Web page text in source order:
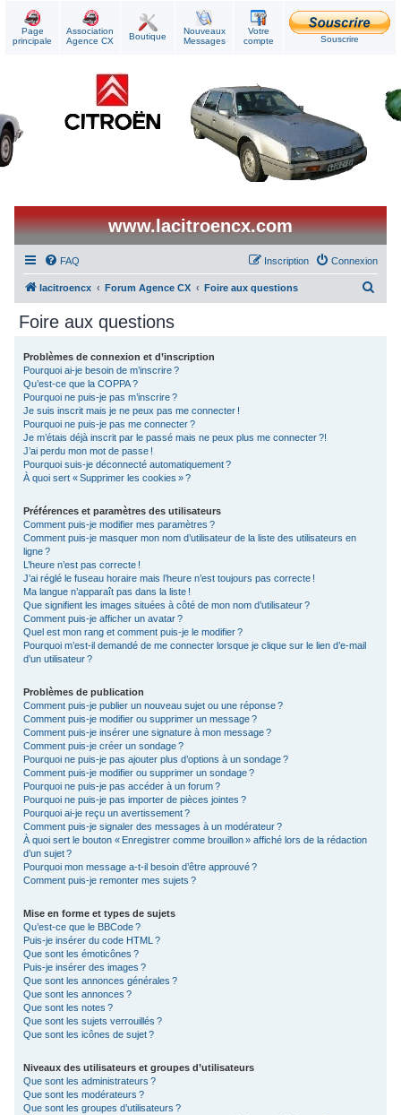
Page
principale
Association
Agence CX
Boutique
Nouveaux
Messages
Votre
compte
Souscrire
www.lacitroencx.com
FAQ Connexion
Inscription
lacitroencx Forum Agence CX Foire aux questions
Foire aux questions
Problèmes de connexion et d’inscription
Pourquoi ai-je besoin de m’inscrire ?
Qu’est-ce que la COPPA ?
Pourquoi ne puis-je pas m’inscrire ?
Je suis inscrit mais je ne peux pas me connecter !
Pourquoi ne puis-je pas me connecter ?
Je m’étais déjà inscrit par le passé mais ne peux plus me connecter ?!
J’ai perdu mon mot de passe !
Pourquoi suis-je déconnecté automatiquement ?
À quoi sert « Supprimer les cookies » ?
Préférences et paramètres des utilisateurs
Comment puis-je modifier mes paramètres ?
Comment puis-je masquer mon nom d’utilisateur de la liste des utilisateurs en
ligne ?
L’heure n’est pas correcte !
J’ai réglé le fuseau horaire mais l’heure n’est toujours pas correcte !
Ma langue n’apparaît pas dans la liste !
Que signifient les images situées à côté de mon nom d’utilisateur ?
Comment puis-je afficher un avatar ?
Quel est mon rang et comment puis-je le modifier ?
Pourquoi m’est-il demandé de me connecter lorsque je clique sur le lien d’e-mail
d’un utilisateur ?
Problèmes de publication
Comment puis-je publier un nouveau sujet ou une réponse ?
Comment puis-je modifier ou supprimer un message ?
Comment puis-je insérer une signature à mon message ?
Comment puis-je créer un sondage ?
Pourquoi ne puis-je pas ajouter plus d’options à un sondage ?
Comment puis-je modifier ou supprimer un sondage ?
Pourquoi ne puis-je pas accéder à un forum ?
Pourquoi ne puis-je pas importer de pièces jointes ?
Pourquoi ai-je reçu un avertissement ?
Comment puis-je signaler des messages à un modérateur ?
À quoi sert le bouton « Enregistrer comme brouillon » affiché lors de la rédaction
d’un sujet ?
Pourquoi mon message a-t-il besoin d’être approuvé ?
Comment puis-je remonter mes sujets ?
Mise en forme et types de sujets
Qu’est-ce que le BBCode ?
Puis-je insérer du code HTML ?
Que sont les émoticônes ?
Puis-je insérer des images ?
Que sont les annonces générales ?
Que sont les annonces ?
Que sont les notes ?
Que sont les sujets verrouillés ?
Que sont les icônes de sujet ?
Niveaux des utilisateurs et groupes d’utilisateurs
Que sont les administrateurs ?
Que sont les modérateurs ?
Que sont les groupes d’utilisateurs ?